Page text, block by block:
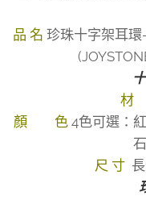
品 名 珍珠十字架耳環
顏 色 4色可選：
尺 寸